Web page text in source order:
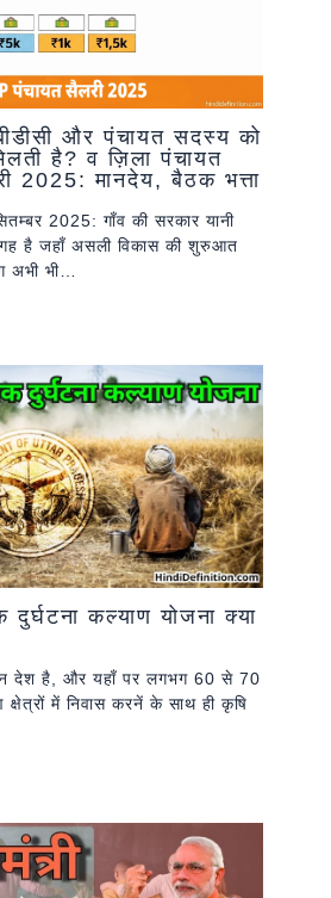
और पंचायत सदस्य को
है? व ज़िला पंचायत
2025: मानदेय, बैठक भत्ता
2025: गाँव की सरकार यानी
है जहाँ असली विकास की शुरुआत
अभी भी…
कल्याण योजना क्या
देश है, और यहाँ पर लगभग 60 से 70
क्षेत्रों में निवास करनें के साथ ही कृषि